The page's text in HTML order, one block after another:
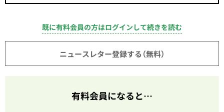
既に有料会員の方はログインして続きを読む
ニュースレター登録する（無料）
有料会員になると…